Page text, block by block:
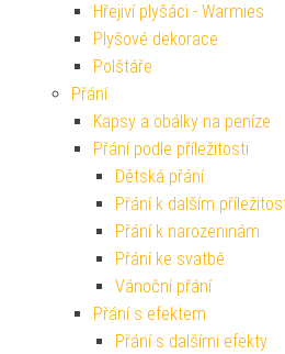
Hřejiví plyšáci - Warmies
Plyšové dekorace
Polštáře
Přání
Kapsy a obálky na peníze
Přání podle příležitosti
Dětská přání
Přání k dalším
Přání k narozeninám
Přání ke svatbě
Vánoční přání
Přání s efektem
Přání s dalšími efekty